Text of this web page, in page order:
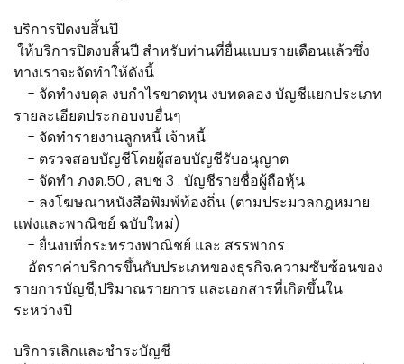
บริการปิดงบสิ้นปี
ให้บริการปิดงบสิ้นปี สำหรับท่านที่ยื่นแบบรายเดือนแล้วซึ่ง
ทางเราจะจัดทำให้ดังนี้
- จัดทำงบดุล งบกำไรขาดทุน งบทดลอง บัญชีแยกประเภท
รายละเอียดประกอบงบอื่นๆ
- จัดทำรายงานลูกหนี้ เจ้าหนี้
- ตรวจสอบบัญชีโดยผู้สอบบัญชีรับอนุญาต
- จัดทำ ภงด.50 , สบช 3 . บัญชีรายชื่อผู้ถือหุ้น
- ลงโฆษณาหนังสือพิมพ์ท้องถิ่น (ตามประมวลกฎหมาย
แพ่งและพาณิชย์ ฉบับใหม่)
- ยื่นงบที่กระทรวงพาณิชย์ และ สรรพากร
อัตราค่าบริการขึ้นกับประเภทของธุรกิจ,ความซับซ้อนของ
รายการบัญชี,ปริมาณรายการ และเอกสารที่เกิดขึ้นใน
ระหว่างปี
บริการเลิกและชำระบัญชี